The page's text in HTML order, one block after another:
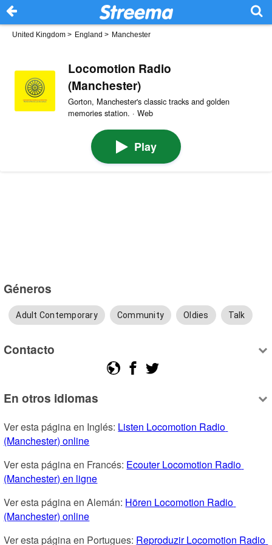
United Kingdom > England > Manchester
Locomotion Radio
(Manchester)
Gorton, Manchester's classic tracks and golden
memories station. · Web
Play
Géneros
Adult Contemporary Community Oldies Talk
Contacto
En otros idiomas
Ver esta página en Inglés: Listen Locomotion Radio
(Manchester) online
Ver esta página en Francés: Ecouter Locomotion Radio
(Manchester) en ligne
Ver esta página en Alemán: Hören Locomotion Radio
(Manchester) online
Ver esta página en Portugues: Reproduzir Locomotion Radio